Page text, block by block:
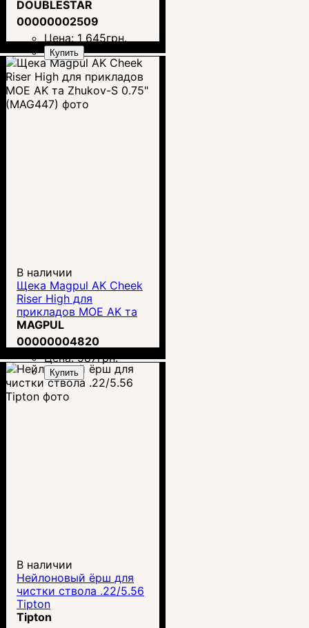
DOUBLESTAR
00000002509
Цена: 1 645грн.
Купить
В наличии
Щека Magpul AK Cheek
Riser High для
прикладов MOE AK та
Zhukov-S 0.75"
(MAG447)
MAGPUL
00000004820
Цена:987грн.
Купить
В наличии
Нейлоновый ёрш для
чистки ствола .22/5.56
Tipton
Tipton